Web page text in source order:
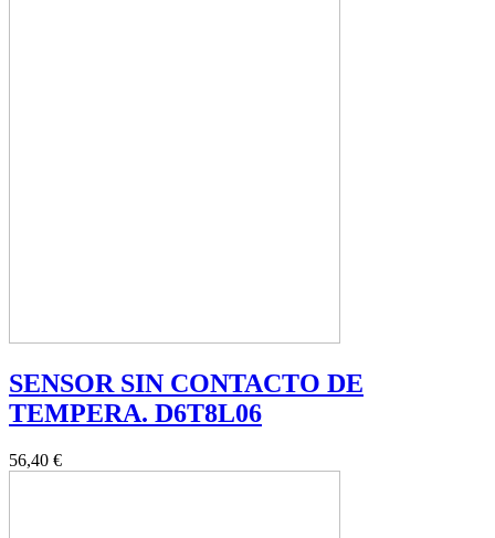
SENSOR SIN CONTACTO DE
TEMPERA. D6T8L06
56,40 €